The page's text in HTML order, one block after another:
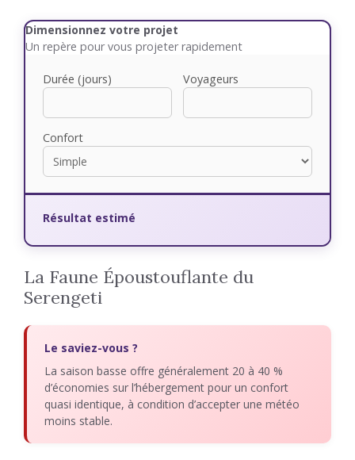
Dimensionnez votre projet
Un repère pour vous projeter rapidement
Durée (jours) Voyageurs
Confort
Résultat estimé
La Faune Époustouflante du
Serengeti
Le saviez-vous ?
La saison basse offre généralement 20 à 40 %
d’économies sur l’hébergement pour un confort
quasi identique, à condition d’accepter une météo
moins stable.